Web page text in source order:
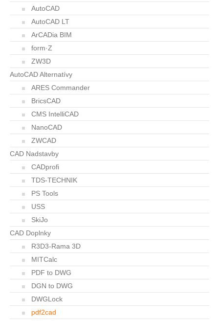
AutoCAD
AutoCAD LT
ArCADia BIM
form·Z
ZW3D
AutoCAD Alternatívy
ARES Commander
BricsCAD
CMS IntelliCAD
NanoCAD
ZWCAD
CAD Nadstavby
CADprofi
TDS-TECHNIK
PS Tools
USS
SkiJo
CAD Doplnky
R3D3-Rama 3D
MITCalc
PDF to DWG
DGN to DWG
DWGLock
pdf2cad